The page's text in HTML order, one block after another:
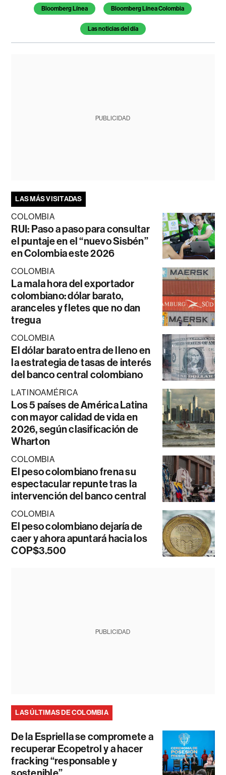
Bloomberg Línea Bloomberg Línea Colombia
Las noticias del día
PUBLICIDAD
LAS MÁS VISITADAS
COLOMBIA
RUI: Paso a paso para consultar
el puntaje en el “nuevo Sisbén”
en Colombia este 2026
COLOMBIA
La mala hora del exportador
colombiano: dólar barato,
aranceles y fletes que no dan
tregua
COLOMBIA
El dólar barato entra de lleno en
la estrategia de tasas de interés
del banco central colombiano
LATINOAMÉRICA
Los 5 países de América Latina
con mayor calidad de vida en
2026, según clasificación de
Wharton
COLOMBIA
El peso colombiano frena su
espectacular repunte tras la
intervención del banco central
COLOMBIA
El peso colombiano dejaría de
caer y ahora apuntará hacia los
COP$3.500
PUBLICIDAD
LAS ÚLTIMAS DE COLOMBIA
De la Espriella se compromete a
recuperar Ecopetrol y a hacer
fracking “responsable y